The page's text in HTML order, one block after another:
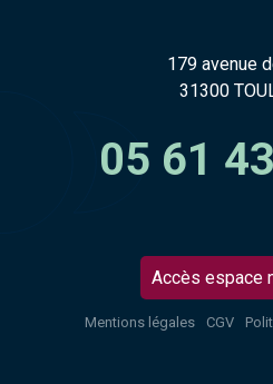
179 avenue
31300
05 61
Accès espace
Mentions légales CGV